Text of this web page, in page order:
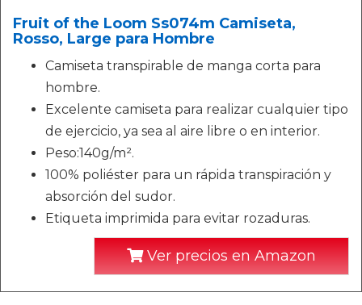
Fruit of the Loom Ss074m Camiseta,
Rosso, Large para Hombre
Camiseta transpirable de manga corta para
hombre.
Excelente camiseta para realizar cualquier tipo
de ejercicio, ya sea al aire libre o en interior.
Peso:140g/m².
100% poliéster para un rápida transpiración y
absorción del sudor.
Etiqueta imprimida para evitar rozaduras.
Ver precios en Amazon